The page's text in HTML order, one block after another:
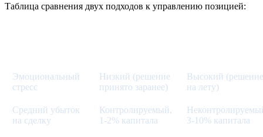
Таблица сравнения двух подходов к управлению позицией:
Эмоциональный
стресс
Низкий (решение
принято заранее)
Высокий (решение
на лету)
Средний убыток
на сделку
Контролируемый,
1-2% капитала
3-10% капитала